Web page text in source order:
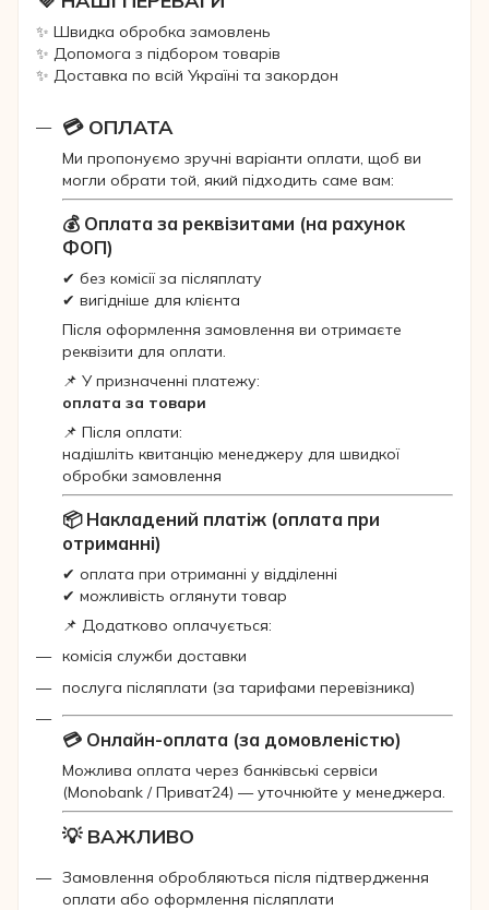
✨ Швидка обробка замовлень
✨ Допомога з підбором товарів
✨ Доставка по всій Україні та закордон
💳 ОПЛАТА
Ми пропонуємо зручні варіанти оплати, щоб ви
могли обрати той, який підходить саме вам:
💰 Оплата за реквізитами (на рахунок
ФОП)
✔ без комісії за післяплату
✔ вигідніше для клієнта
Після оформлення замовлення ви отримаєте
реквізити для оплати.
📌 У призначенні платежу:
оплата за товари
📌 Після оплати:
надішліть квитанцію менеджеру для швидкої
обробки замовлення
📦 Накладений платіж (оплата при
отриманні)
✔ оплата при отриманні у відділенні
✔ можливість оглянути товар
📌 Додатково оплачується:
комісія служби доставки
послуга післяплати (за тарифами перевізника)
💳 Онлайн-оплата (за домовленістю)
Можлива оплата через банківські сервіси
(Monobank / Приват24) — уточнюйте у менеджера.
💡 ВАЖЛИВО
Замовлення обробляються після підтвердження
оплати або оформлення післяплати